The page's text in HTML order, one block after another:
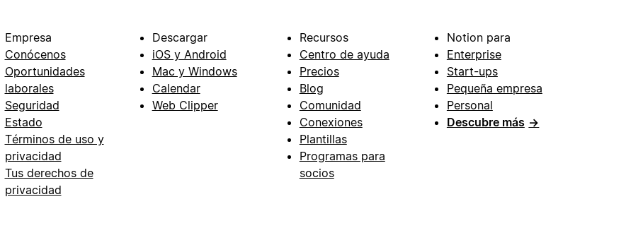
Empresa
Conócenos
Oportunidades
laborales
Seguridad
Estado
Términos de uso y
privacidad
Tus derechos de
privacidad
Descargar
iOS y Android
Mac y Windows
Calendar
Web Clipper
Recursos
Centro de ayuda
Precios
Blog
Comunidad
Conexiones
Plantillas
Programas para
socios
Notion para
Enterprise
Start-ups
Pequeña empresa
Personal
Descubre más →